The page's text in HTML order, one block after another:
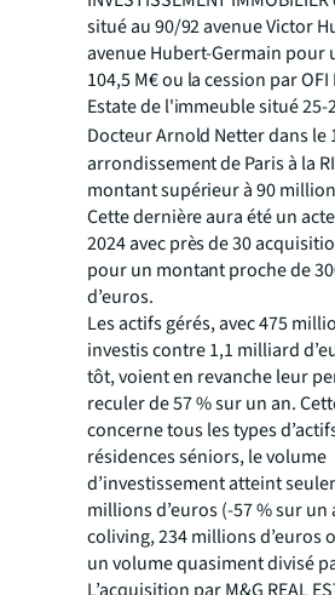
situé au 90/92 avenue Victor
avenue Hubert-Germain pour
104,5 M€ ou la cession par OFI
Estate de l'immeuble situé 25-
Docteur Arnold Netter dans le
arrondissement de Paris à la
montant supérieur à 90
Cette dernière aura été un
2024 avec près de 30
pour un montant proche de
d’euros.
Les actifs gérés, avec 475
investis contre 1,1 milliard
tôt, voient en revanche leur
reculer de 57 % sur un an.
concerne tous les types
résidences séniors, le volume
d’investissement atteint
millions d’euros (-57 % sur un
coliving, 234 millions d’euros
un volume quasiment divisé